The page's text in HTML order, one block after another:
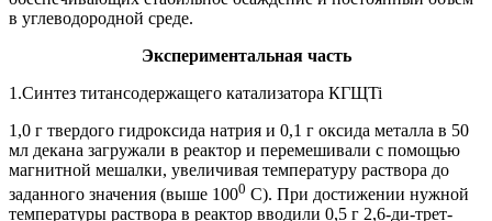
в углеводородной среде.
Экспериментальная часть
1.Синтез титансодержащего катализатора КГЩTi
1,0 г твердого гидроксида натрия и 0,1 г оксида металла в 50
мл декана загружали в реактор и перемешивали с помощью
магнитной мешалки, увеличивая температуру раствора до
заданного значения (выше 1000 С). При достижении нужной
температуры раствора в реактор вводили 0,5 г 2,6-ди-трет-